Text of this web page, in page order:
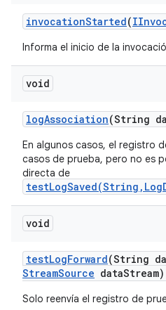
invocationStarted(
Informa el inicio de la
void
logAssociation(String
En algunos casos, el registro
casos de prueba, pero no es
directa de
void
testLogForward(String
StreamSource dataStream)
Solo reenvía el registro de